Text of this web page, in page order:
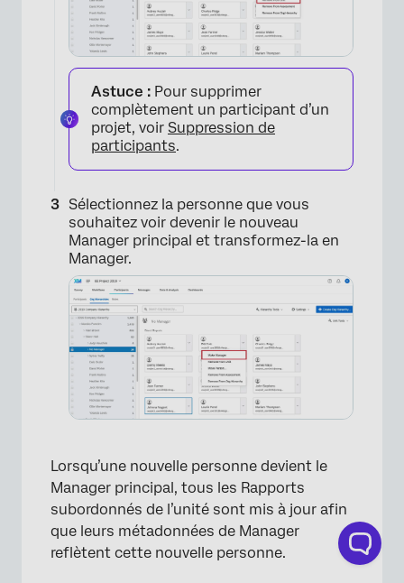
Astuce : Pour supprimer
complètement un participant d’un
projet, voir Suppression de
participants.
Sélectionnez la personne que vous
souhaitez voir devenir le nouveau
Manager principal et transformez-la en
Manager.
Lorsqu’une nouvelle personne devient le
Manager principal, tous les Rapports
subordonnés de l’unité sont mis à jour afin
que leurs métadonnées de Manager
reflètent cette nouvelle personne.